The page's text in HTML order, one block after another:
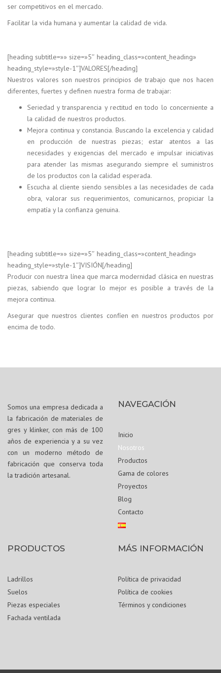
ser competitivos en el mercado.
Facilitar la vida humana y aumentar la calidad de vida.
[heading subtitle=»» size=»5″ heading_class=»content_heading»
heading_style=»style-1″]VALORES[/heading]
Nuestros valores son nuestros principios de trabajo que nos hacen
diferentes, fuertes y definen nuestra forma de trabajar:
Seriedad y transparencia y rectitud en todo lo concerniente a
la calidad de nuestros productos.
Mejora continua y constancia. Buscando la excelencia y calidad
en producción de nuestras piezas; estar atentos a las
necesidades y exigencias del mercado e impulsar iniciativas
para atender las mismas asegurando siempre el suministros
de los productos con la calidad esperada.
Escucha al cliente siendo sensibles a las necesidades de cada
obra, valorar sus requerimientos, comunicarnos, propiciar la
empatía y la confianza genuina.
[heading subtitle=»» size=»5″ heading_class=»content_heading»
heading_style=»style-1″]VISIÓN[/heading]
Producir con nuestra línea que marca modernidad clásica en nuestras
piezas, sabiendo que lograr lo mejor es posible a través de la
mejora continua.
Asegurar que nuestros clientes confíen en nuestros productos por
encima de todo.
Somos una empresa dedicada a
la fabricación de materiales de
gres y klinker, con más de 100
años de experiencia y a su vez
con un moderno método de
fabricación que conserva toda
la tradición artesanal.
NAVEGACIÓN
Inicio
Nosotros
Productos
Gama de colores
Proyectos
Blog
Contacto
PRODUCTOS
Ladrillos
Suelos
Piezas especiales
Fachada ventilada
MÁS INFORMACIÓN
Política de privacidad
Política de cookies
Términos y condiciones